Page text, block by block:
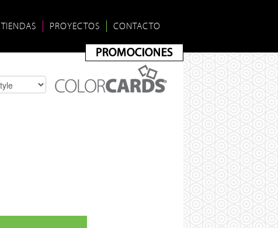
TIENDAS PROYECTOS CONTACTO